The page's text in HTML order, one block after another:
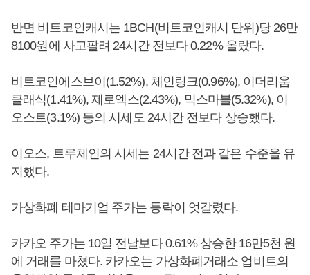
반면 비트코인캐시는 1BCH(비트코인캐시 단위)당 26만
8100원에 사고팔려 24시간 전보다 0.22% 올랐다.
비트코인에스브이(1.52%), 체인링크(0.96%), 이더리움
클래식(1.41%), 제로엑스(2.43%), 믹스마블(5.32%), 이
오스트(3.1%) 등의 시세도 24시간 전보다 상승했다.
이오스, 트루체인의 시세는 24시간 전과 같은 수준을 유
지했다.
가상화폐 테마기업 주가는 등락이 엇갈렸다.
카카오 주가는 10일 전날보다 0.61% 상승한 16만5천 원
에 거래를 마쳤다. 카카오는 가상화폐거래소 업비트의